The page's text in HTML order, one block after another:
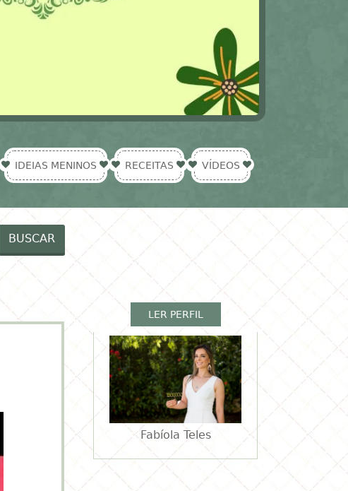
IDEIAS MENINOS RECEITAS VÍDEOS
BUSCAR
LER PERFIL